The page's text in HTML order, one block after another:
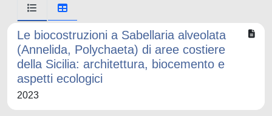
Le biocostruzioni a Sabellaria alveolata
(Annelida, Polychaeta) di aree costiere
della Sicilia: architettura, biocemento e
aspetti ecologici
2023